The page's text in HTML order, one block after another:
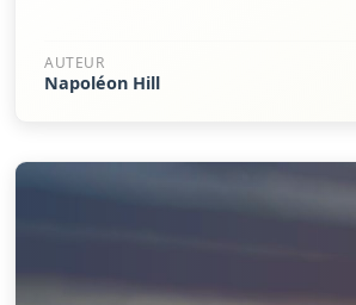
AUTEUR
Napoléon Hill